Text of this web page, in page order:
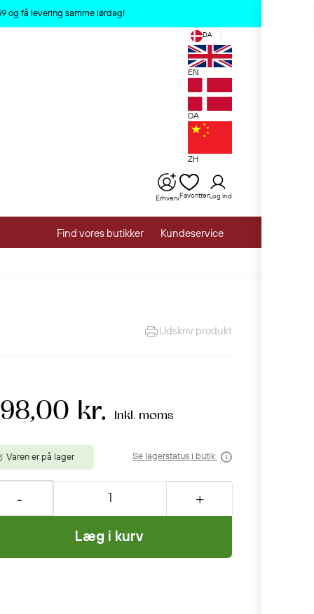
og få levering samme lørdag!
DA
EN
DA
ZH
ErhvervFavoritterLog ind
Find vores butikker Kundeservice
Udskriv produkt
kr. Inkl. moms
Varen er på lager Se lagerstatus i butik
Læg i kurv